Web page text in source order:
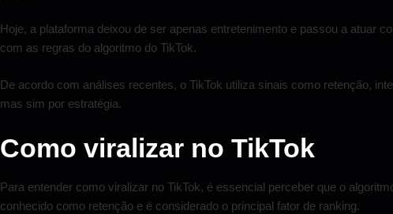
Hoje, a plataforma deixou de ser apenas entretenimento e passou a atuar
com as regras do algoritmo do TikTok.
De acordo com análises recentes, o TikTok utiliza sinais como retenção,
mas sim por estratégia.
Como viralizar no TikTok
Para entender como viralizar no TikTok, é essencial perceber que o
conhecido como retenção e é considerado o principal fator de ranking.